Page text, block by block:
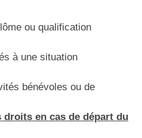
ou qualification
à une situation
bénévoles ou de
droits en cas de départ du